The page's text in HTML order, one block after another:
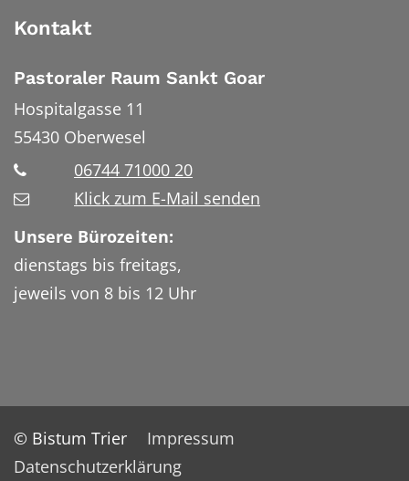
Kontakt
Pastoraler Raum Sankt Goar
Hospitalgasse 11
55430 Oberwesel
06744 71000 20
Klick zum E-Mail senden
Unsere Bürozeiten:
dienstags bis freitags,
jeweils von 8 bis 12 Uhr
© Bistum Trier
Impressum
Datenschutzerklärung